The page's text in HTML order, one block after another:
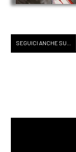
SEGUICI ANCHE SU...